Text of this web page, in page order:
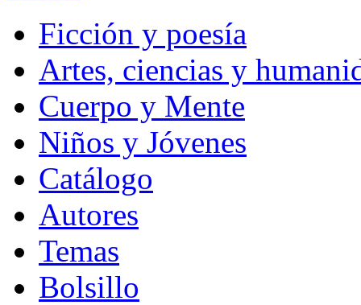
Ficción y poesía
Artes, ciencias y
Cuerpo y Mente
Niños y Jóvenes
Catálogo
Autores
Temas
Bolsillo